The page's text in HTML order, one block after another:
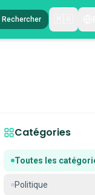
Rechercher
Catégories
Toutes les
Politique